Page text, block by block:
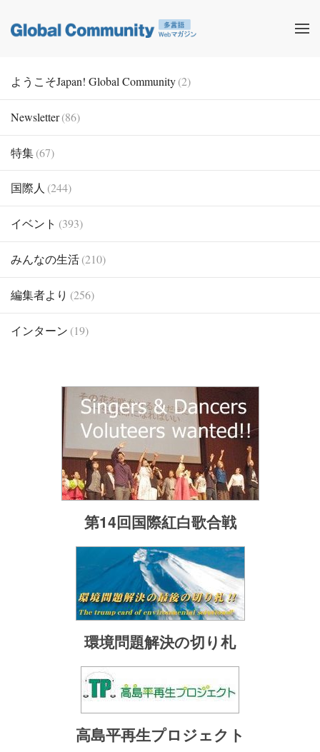
ようこそJapan! Global Community(2)
Newsletter(86)
特集(67)
国際人 (244)
イベント (393)
みんなの生活(210)
編集者より (256)
インターン (19)
第14回国際紅白歌合戦
環境問題解決の切り札
高島平再生プロジェクト